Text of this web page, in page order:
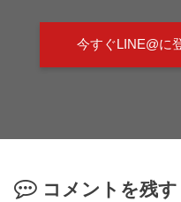
今すぐLINE@に
コメントを残す